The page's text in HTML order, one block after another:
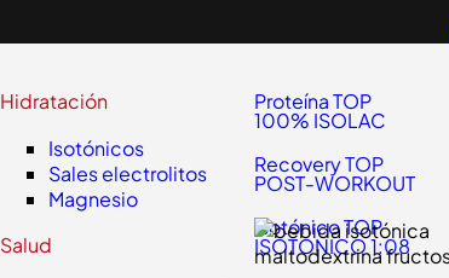
Hidratación
Isotónicos
Sales electrolitos
Magnesio
Salud
Proteína TOP
100% ISOLAC
Recovery TOP
POST-WORKOUT
Isotónico TOP
ISOTONICO 1:08